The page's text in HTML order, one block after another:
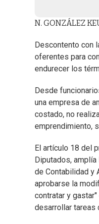
N. GONZÁLEZ
Descontento con
oferentes para
endurecer los
Desde
una empresa de
costado, no
emprendimiento,
El artículo 18 del
Diputados,
de Contabilidad y
aprobarse la
contratar y
desarrollar tareas